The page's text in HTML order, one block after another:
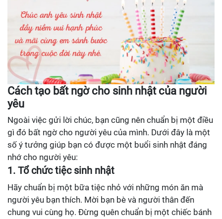
Cách tạo bất ngờ cho sinh nhật của người
yêu
Ngoài việc gửi lời chúc, bạn cũng nên chuẩn bị một điều
gì đó bất ngờ cho người yêu của mình. Dưới đây là một
số ý tưởng giúp bạn có được một buổi sinh nhật đáng
nhớ cho người yêu:
1. Tổ chức tiệc sinh nhật
Hãy chuẩn bị một bữa tiệc nhỏ với những món ăn mà
người yêu bạn thích. Mời bạn bè và người thân đến
chung vui cùng họ. Đừng quên chuẩn bị một chiếc bánh